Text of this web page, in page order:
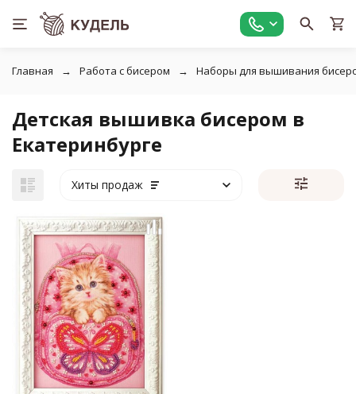
Главная Работа с бисером Наборы для вышивания
Детская вышивка бисером в
Екатеринбурге
Хиты продаж